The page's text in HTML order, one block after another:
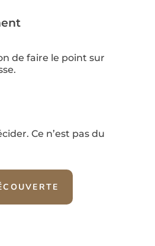
de faire le point sur
Ce n’est pas du